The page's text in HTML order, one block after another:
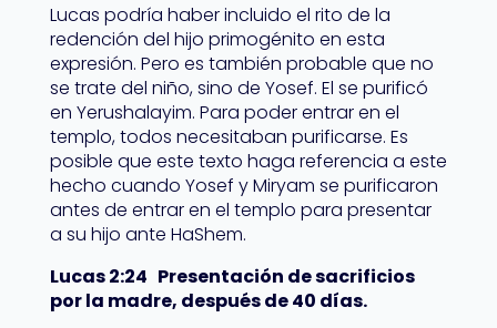
Lucas podría haber incluido el rito de la
redención del hijo primogénito en esta
expresión. Pero es también probable que no
se trate del niño, sino de Yosef. El se purificó
en Yerushalayim. Para poder entrar en el
templo, todos necesitaban purificarse. Es
posible que este texto haga referencia a este
hecho cuando Yosef y Miryam se purificaron
antes de entrar en el templo para presentar
a su hijo ante HaShem.
Lucas 2:24 Presentación de sacrificios
por la madre, después de 40 días.